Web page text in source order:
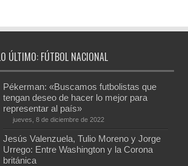
ÚLTIMO: FÚTBOL NACIONAL
Pékerman: «Buscamos futbolistas que
tengan deseo de hacer lo mejor para
representar al país»
jueves, 8 de diciembre de 2022
Jesús Valenzuela, Tulio Moreno y Jorge
Urrego: Entre Washington y la Corona
británica